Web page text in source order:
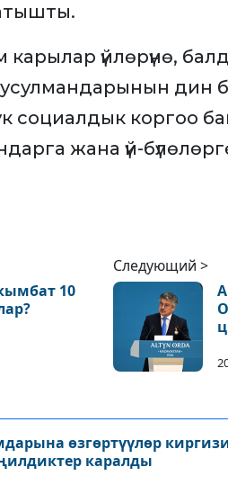
үйлөрүнө,
дин
социалдык коргоо
жана үй-
10
Следующий >
өзгөртүүлөр
каралды